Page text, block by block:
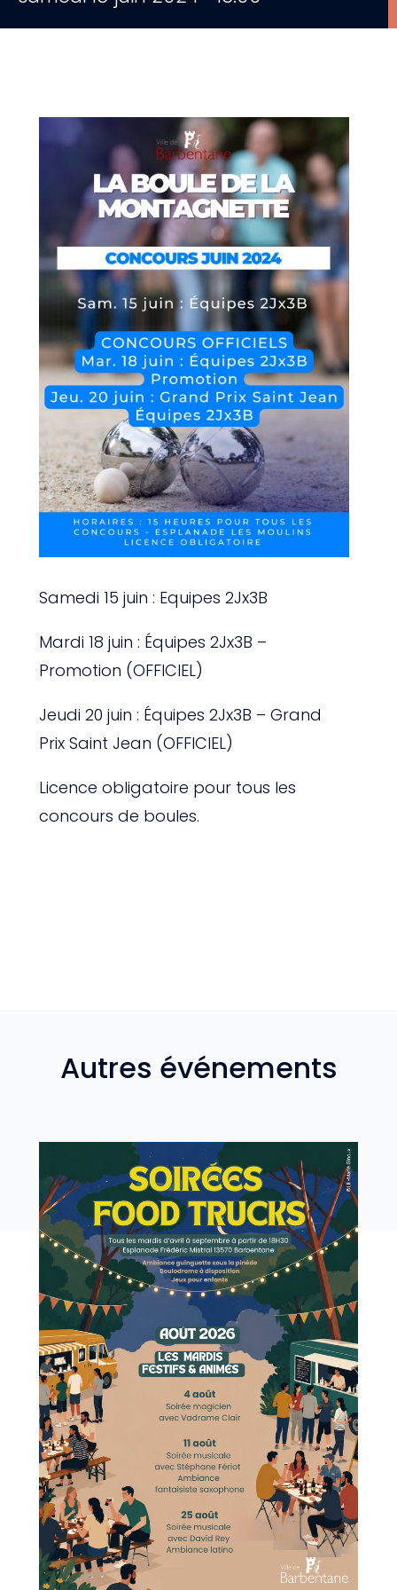
Samedi 15 juin : Equipes 2Jx3B
Mardi 18 juin : Équipes 2Jx3B –
Promotion (OFFICIEL)
Jeudi 20 juin : Équipes 2Jx3B – Grand
Prix Saint Jean (OFFICIEL)
Licence obligatoire pour tous les
concours de boules.
Autres événements